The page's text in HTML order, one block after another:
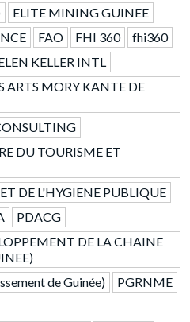
ELITE MINING GUINEE
FAO FHI 360
fhi360
KELLER INTL
ARTS MORY KANTE DE
DU TOURISME ET
DE L'HYGIENE PUBLIQUE
PDACG
DE LA CHAINE
de Guinée)
PGRNME